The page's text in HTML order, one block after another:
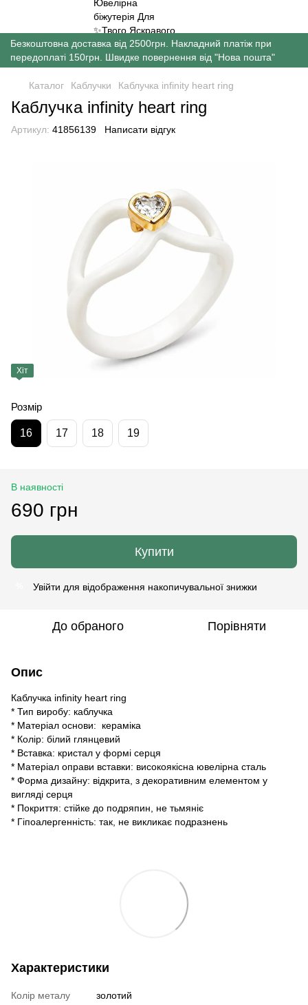
Безкоштовна доставка від 2500грн. Накладний платіж при
передоплаті 150грн. Швидке повернення від "Нова пошта"
Каталог Каблучки Каблучка infinity heart ring
Каблучка infinity heart ring
Артикул: 41856139 Написати відгук
Хіт
Розмір
16 17 18 19
В наявності
690 грн
Купити
Увійти для відображення накопичувальної знижки
До обраного Порівняти
Опис
Каблучка infinity heart ring
* Тип виробу: каблучка
* Матеріал основи: кераміка
* Колір: білий глянцевий
* Вставка: кристал у формі серця
* Матеріал оправи вставки: високоякісна ювелірна сталь
* Форма дизайну: відкрита, з декоративним елементом у
вигляді серця
* Покриття: стійке до подряпин, не тьмяніє
* Гіпоалергенність: так, не викликає подразнень
Характеристики
Колір металу
золотий